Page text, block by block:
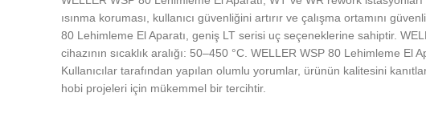
ısınma koruması, kullanıcı güvenliğini artırır ve çalışma ortamını
80 Lehimleme El Aparatı, geniş LT serisi uç seçeneklerine sahiptir.
cihazının sıcaklık aralığı: 50–450 °C. WELLER WSP 80 Lehimleme
Kullanıcılar tarafından yapılan olumlu yorumlar, ürünün kalitesini
hobi projeleri için mükemmel bir tercihtir.